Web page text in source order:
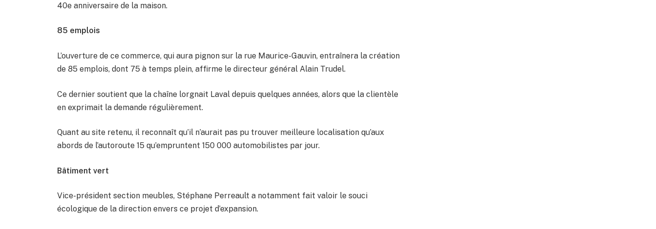
40e anniversaire de la maison.
85 emplois
L’ouverture de ce commerce, qui aura pignon sur la rue Maurice-Gauvin, entraînera la création
de 85 emplois, dont 75 à temps plein, affirme le directeur général Alain Trudel.
Ce dernier soutient que la chaîne lorgnait Laval depuis quelques années, alors que la clientèle
en exprimait la demande régulièrement.
Quant au site retenu, il reconnaît qu’il n’aurait pas pu trouver meilleure localisation qu’aux
abords de l’autoroute 15 qu’empruntent 150 000 automobilistes par jour.
Bâtiment vert
Vice-président section meubles, Stéphane Perreault a notamment fait valoir le souci
écologique de la direction envers ce projet d’expansion.